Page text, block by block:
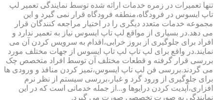
تنها تعمیرات در زمره خدمات ارائه شده توسط نمایندگی تعمیر لپ
تاپ ایسوس در فرودگاه،منطقه فرودگاه قرار نمی گیرد و این
مجموعه خدمات متعدد دیگری را در اختیار مراجعه کنندگان قرار
می دهد.در بسیاری از مواقع لپ تاپ ایسوس نیاز به تعمیر ندارد و
افراد برای جلوگیری از بروز خرابی،اقدام به سرویس کردن آن می
نمایند.در واقع برای لپ تاپ لپ تاپ ایسوس از جهات مختلف مورد
بررسی قرار گرفته و قطعات مختلف آن توسط افراد متخصص چک
می گردند.بررسی فن لپ تاپ ایسوس،تمیز کردن منافذ و ورودی ها
برای جلوگیری از ورود گرد و غبار،بررسی سیستم از نظر نرم
افزاری،آپدیت کردن درایوها و...از جمله خدماتی است که در این
نمایندگی به صورت تخصصی صورت می گیرد.